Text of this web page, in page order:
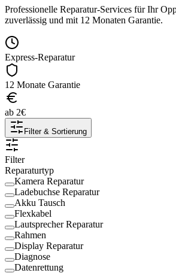
Professionelle Reparatur-Services für Ihr
zuverlässig und mit 12 Monaten Garantie.
Express-Reparatur
12 Monate Garantie
ab 2€
Filter & Sortierung
Filter
Reparaturtyp
Kamera Reparatur
Ladebuchse Reparatur
Akku Tausch
Flexkabel
Lautsprecher Reparatur
Rahmen
Display Reparatur
Diagnose
Datenrettung